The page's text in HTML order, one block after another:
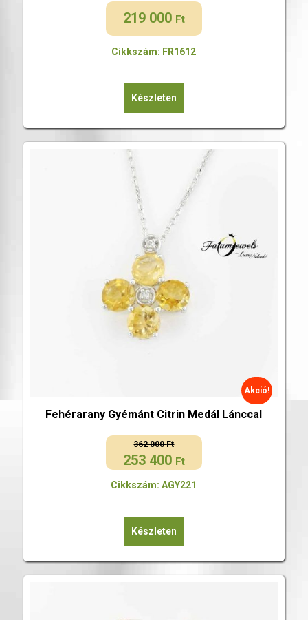
219 000 Ft
Cikkszám: FR1612
Készleten
Fehérarany Gyémánt Citrin Medál Lánccal
362 000Ft
Original
was:
000 Ft.
253 400 Ft
Current
is:
400 Ft.
Akció!
Cikkszám: AGY221
Készleten